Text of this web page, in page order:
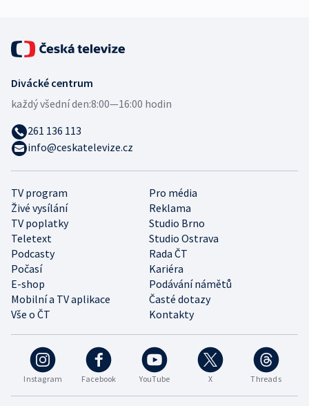
Instagram Facebook YouTube X Threads
TV program
Pro média
Živé vysílání
Reklama
TV poplatky
Studio Brno
Teletext
Studio Ostrava
Podcasty
Rada ČT
Počasí
Kariéra
E-shop
Podávání námětů
Mobilní a TV aplikace
Časté dotazy
Vše o ČT
Kontakty
Divácké centrum
každý všední den:8:00—16:00 hodin
261 136 113
info@ceskatelevize.cz